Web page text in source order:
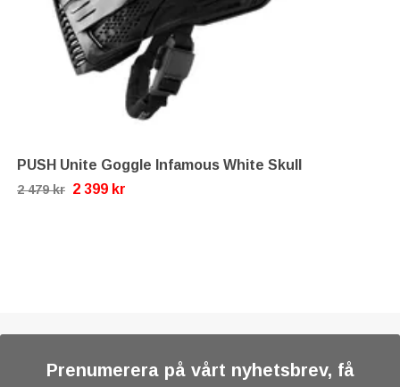
PUSH Unite Goggle Infamous White Skull
2 479 kr 2 399 kr
Prenumerera på vårt nyhetsbrev, få